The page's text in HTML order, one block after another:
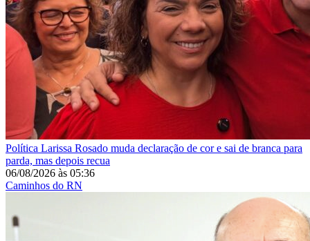
Política Larissa Rosado muda declaração de cor e sai de branca para
parda, mas depois recua
06/08/2026 às 05:36
Caminhos do RN